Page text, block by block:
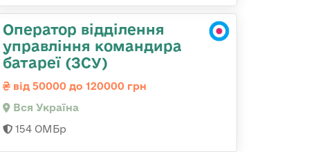
Оператор відділення
управління командира
батареї (ЗСУ)
від 50000 до 120000 грн
Вся Україна
154 ОМБр